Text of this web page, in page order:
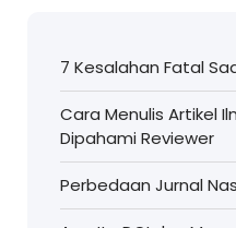
7 Kesalahan Fatal
Cara Menulis Artikel
Dipahami Reviewer
Perbedaan Jurnal